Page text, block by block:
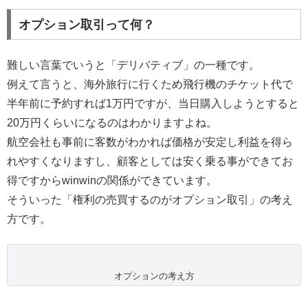
オプション取引って何？
難しい言葉でいうと「デリバティブ」の一種です。
例えて言うと、海外旅行に行くため飛行機のチケット代で
半年前に予約すれば1万円ですが、当日購入しようとすると
20万円くらいになるのはわかりますよね。
航空会社も事前に客数がわかれば価格が安定し利益を得ら
れやすくなりますし、顧客としては安く乗る事ができてお
得ですからwinwinの関係ができています。
そういった「権利の売買するのがオプション取引」の考え
方です。
オプションの考え方